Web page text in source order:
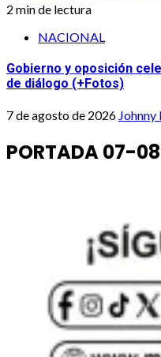
2 min de lectura
NACIONAL
Gobierno y oposición
de diálogo (+Fotos)
7 de agosto de 2026
PORTADA 07-